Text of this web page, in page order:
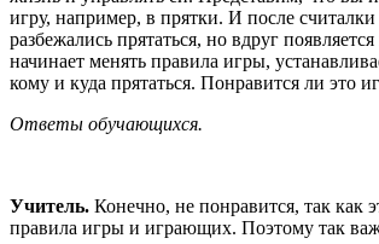
игру, например, в прятки. И после
разбежались прятаться, но вдруг
начинает менять правила игры,
кому и куда прятаться. Понравится ли это
Ответы обучающихся.
Учитель. Конечно, не понравится, так как
правила игры и играющих. Поэтому так